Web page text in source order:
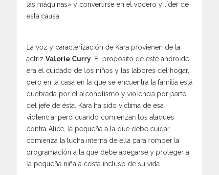
las máquinas» y convertirse en el vocero y líder de
esta causa.
La voz y caracterización de Kara provienen de la
actriz Valorie Curry. El propósito de este androide
era el cuidado de los niños y las labores del hogar,
pero en la casa en la que se encuentra la familia está
quebrada por el alcoholismo y violencia por parte
del jefe de ésta. Kara ha sido víctima de esa
violencia, pero cuando comienzan los ataques
contra Alice, la pequeña a la que debe cuidar,
comienza la lucha interna de ella para romper la
programación a la que debe apegarse y proteger a
la pequeña niña a costa incluso de su vida.